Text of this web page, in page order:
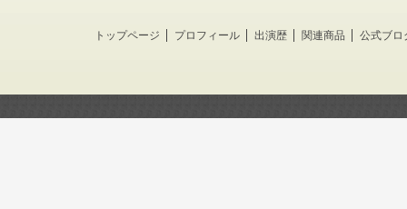
トップページ プロフィール 出演歴 関連商品 公式ブロ